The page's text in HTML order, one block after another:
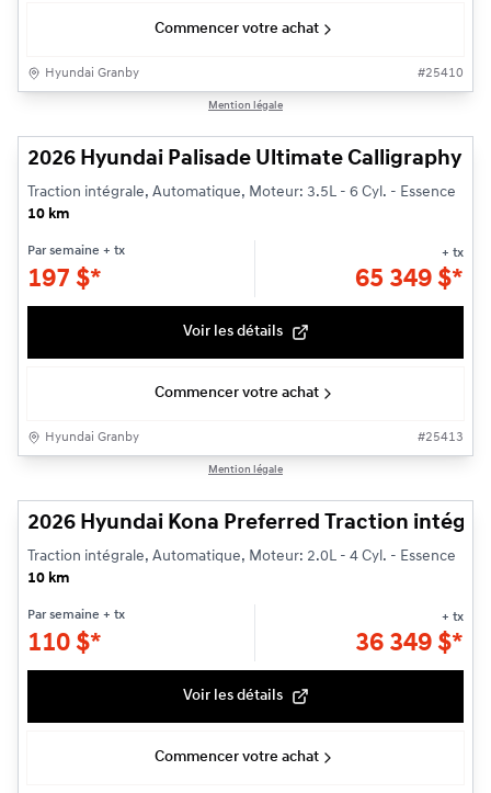
Commencer votre achat
Hyundai Granby #25410
Mention légale
2026 Hyundai Palisade Ultimate Calligraphy
Traction intégrale, Automatique, Moteur: 3.5L - 6 Cyl. - Essence
10 km
Par semaine + tx
197 $*
+ tx
65 349 $*
Voir les détails
Commencer votre achat
Hyundai Granby #25413
Mention légale
2026 Hyundai Kona Preferred Traction
Traction intégrale, Automatique, Moteur: 2.0L - 4 Cyl. - Essence
10 km
Par semaine + tx
110 $*
+ tx
36 349 $*
Voir les détails
Commencer votre achat